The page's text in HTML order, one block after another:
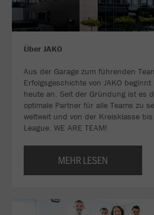
Über JAKO
Aus der Garage zum führenden
Erfolgsgeschichte von JAKO
heute an. Seit der Gründung ist es
optimale Partner für alle Teams zu
weltweit und von der Kreisklasse
League. WE ARE TEAM!
MEHR LESEN